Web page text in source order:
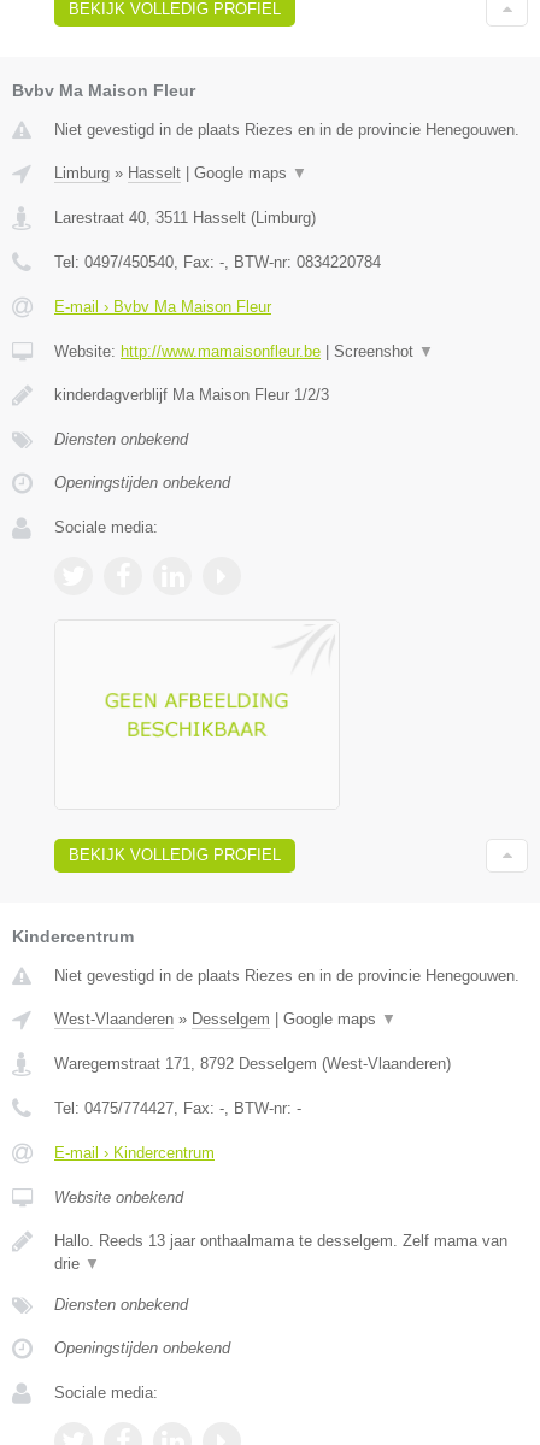
BEKIJK VOLLEDIG PROFIEL
Bvbv Ma Maison Fleur
Niet gevestigd in de plaats Riezes en in de provincie Henegouwen.
Limburg » Hasselt | Google maps ▼
Larestraat 40 3511 Hasselt (Limburg)
Tel: 0497/450540 , Fax: - , BTW-nr: 0834220784
E-mail › Bvbv Ma Maison Fleur
Website: http://www.mamaisonfleur.be | Screenshot ▼
kinderdagverblijf Ma Maison Fleur 1/2/3
Diensten onbekend
Openingstijden onbekend
Sociale media:
BEKIJK VOLLEDIG PROFIEL
Kindercentrum
Niet gevestigd in de plaats Riezes en in de provincie Henegouwen.
West-Vlaanderen » Desselgem Google maps ▼
Waregemstraat 171, 8792 Desselgem (West-Vlaanderen)
Tel: 0475/774427, Fax: -, BTW-nr: -
E-mail › Kindercentrum
Website onbekend
Hallo. Reeds 13 jaar onthaalmama te desselgem. Zelf mama van
drie ▼
Diensten onbekend
Openingstijden onbekend
Sociale media: